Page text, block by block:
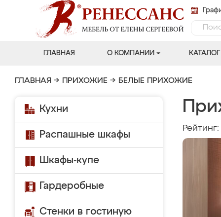
ГЛАВНАЯ О КОМПАНИИ КАТАЛОГ
ГЛАВНАЯ → ПРИХОЖИЕ → БЕЛЫЕ ПРИХОЖИЕ
Кухни
Распашные шкафы
Шкафы-купе
Гардеробные
Стенки в гостиную
Рейтинг: